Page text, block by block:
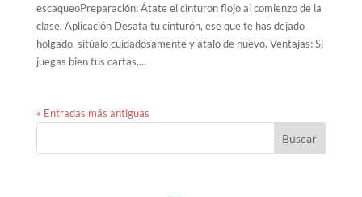
escaqueoPreparación: Átate el cinturon flojo al comienzo de la
clase. Aplicación Desata tu cinturón, ese que te has dejado
holgado, sitúalo cuidadosamente y átalo de nuevo. Ventajas: Si
juegas bien tus cartas,...
« Entradas más antiguas